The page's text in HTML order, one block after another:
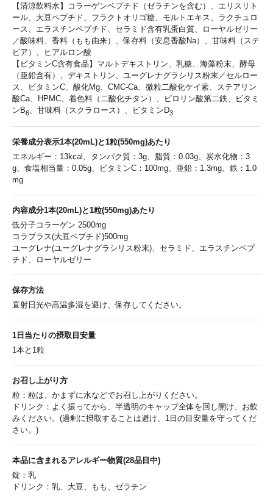
【清涼飲料水】コラーゲンペプチド（ゼラチンを含む）、エリスリト
ール、大豆ペプチド、フラクトオリゴ糖、モルトエキス、ラクチュロ
ース、エラスチンペプチド、セラミド含有乳蛋白質、ローヤルゼリー
／酸味料、香料（もも由来）、保存料（安息香酸Na）、甘味料（ステ
ビア）、ヒアルロン酸
【ビタミンC含有食品】マルトデキストリン、乳糖、海藻粉末、酵母
（亜鉛含有）、デキストリン、ユーグレナグラシリス粉末／セルロー
ス、ビタミンC、酸化Mg、CMC-Ca、微粒二酸化ケイ素、ステアリン
酸Ca、HPMC、着色料（二酸化チタン）、ピロリン酸第二鉄、ビタミ
ンB6 、甘味料（スクラロース）、ビタミンD3
栄養成分表示1本(20mL)と1粒(550mg)あたり
エネルギー：13kcal、タンパク質：3g、脂質：0.03g、炭水化物：3
g、食塩相当量：0.05g、ビタミンC：100mg、亜鉛：1.3mg、鉄：1.0
mg
内容成分1本(20mL)と1粒(550mg)あたり
低分子コラーゲン 2500mg
コラプラス(大豆ペプチド)500mg
ユーグレナ(ユーグレナグラシリス粉末)、セラミド、エラスチンペプ
チド、ローヤルゼリー
保存方法
直射日光や高温多湿を避け、保存してください。
1日当たりの摂取目安量
1本と1粒
お召し上がり方
粒：粒は、かまずに水などでお召し上がりください。
ドリンク：よく振ってから、半透明のキャップ全体を回し開け、お飲
みください。(過剰に摂取することは避け、1日の目安量を守ってくだ
さい。)
本品に含まれるアレルギー物質(28品目中)
錠：乳
ドリンク：乳、大豆、もも、ゼラチン